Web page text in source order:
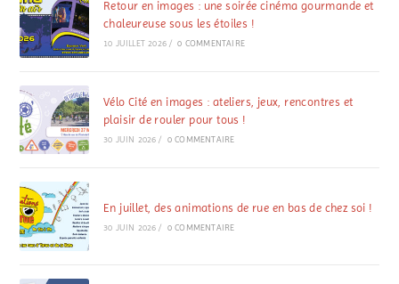
Retour en images : une soirée cinéma gourmande et
chaleureuse sous les étoiles !
10 JUILLET 2026 / 0 COMMENTAIRE
Vélo Cité en images : ateliers, jeux, rencontres et
plaisir de rouler pour tous !
30 JUIN 2026 / 0 COMMENTAIRE
En juillet, des animations de rue en bas de chez soi !
30 JUIN 2026 / 0 COMMENTAIRE